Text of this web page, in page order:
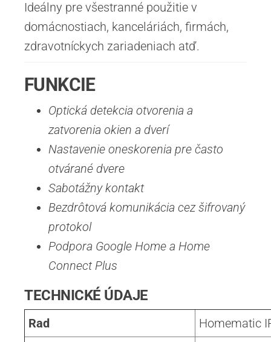
Ideálny pre všestranné použitie v
domácnostiach, kanceláriách, firmách,
zdravotníckych zariadeniach atď.
FUNKCIE
Optická detekcia otvorenia a
zatvorenia okien a dverí
Nastavenie oneskorenia pre často
otvárané dvere
Sabotážny kontakt
Bezdrôtová komunikácia cez šifrovaný
protokol
Podpora Google Home a Home
Connect Plus
TECHNICKÉ ÚDAJE
Rad Homematic